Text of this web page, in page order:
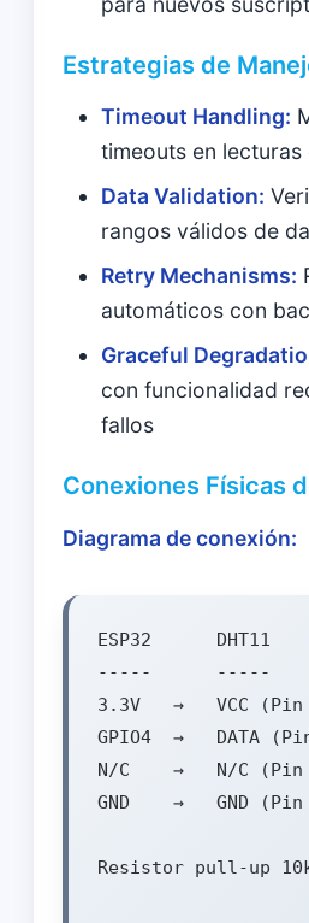
Estrategias de
Timeout Handling:
timeouts en lecturas
Data Validation:
rangos válidos de
Retry Mechanisms:
automáticos con
Graceful
con funcionalidad
fallos
Conexiones Físicas
Diagrama de conexión:
ESP32      DHT11
-----      -----
3.3V   →   VCC (Pin
GPIO4  →   DATA
N/C    →   N/C (Pin
GND    →   GND (Pin
Resistor pull-up